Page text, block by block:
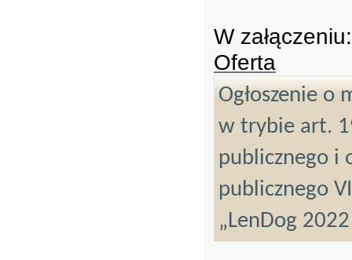
W załączeniu:
Oferta
Ogłoszenie o
w trybie art.
publicznego i
publicznego
„LenDog